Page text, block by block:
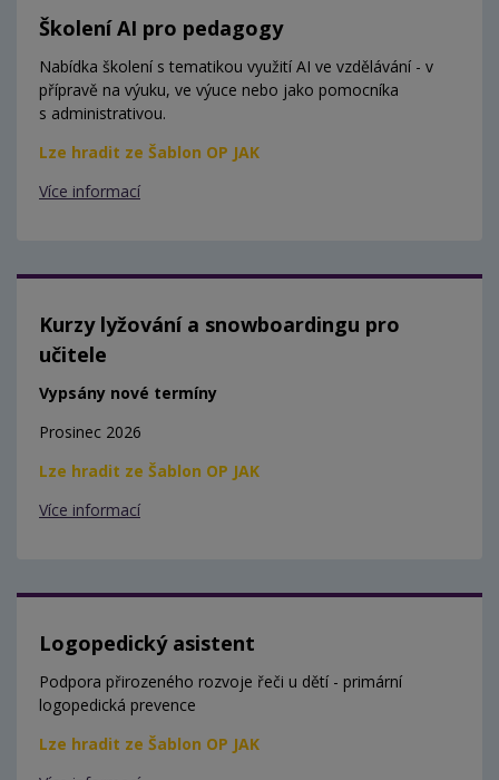
Školení AI pro pedagogy
Nabídka školení s tematikou využití AI ve vzdělávání - v
přípravě na výuku, ve výuce nebo jako pomocníka
s administrativou.
Lze hradit ze Šablon OP JAK
Více informací
Kurzy lyžování a snowboardingu pro
učitele
Vypsány nové termíny
Prosinec 2026
Lze hradit ze Šablon OP JAK
Více informací
Logopedický asistent
Podpora přirozeného rozvoje řeči u dětí - primární
logopedická prevence
Lze hradit ze Šablon OP JAK